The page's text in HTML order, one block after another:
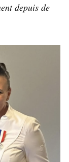
depuis de